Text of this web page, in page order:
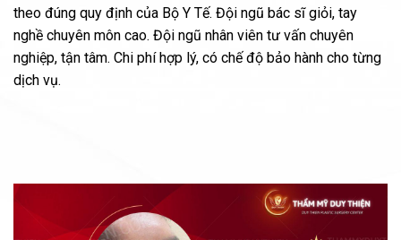
theo đúng quy định của Bộ Y Tế. Đội ngũ bác sĩ giỏi, tay
nghề chuyên môn cao. Đội ngũ nhân viên tư vấn chuyên
nghiệp, tận tâm. Chi phí hợp lý, có chế độ bảo hành cho từng
dịch vụ.